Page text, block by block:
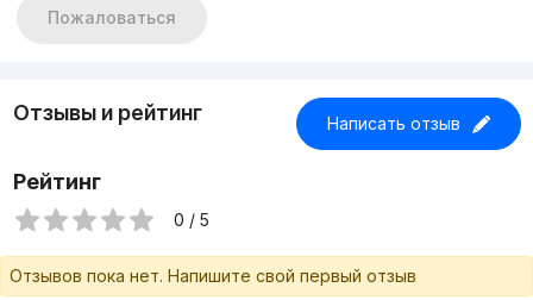
Пожаловаться
Отзывы и рейтинг Написать отзыв
Рейтинг
0 / 5
Отзывов пока нет. Напишите свой первый отзыв